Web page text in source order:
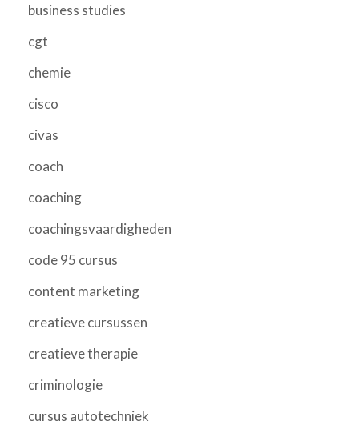
business studies
cgt
chemie
cisco
civas
coach
coaching
coachingsvaardigheden
code 95 cursus
content marketing
creatieve cursussen
creatieve therapie
criminologie
cursus autotechniek